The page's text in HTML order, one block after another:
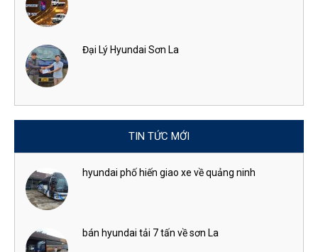
Đại Lý Hyundai Sơn La
TIN TỨC MỚI
hyundai phố hiến giao xe về quảng ninh
bán hyundai tải 7 tấn về sơn La